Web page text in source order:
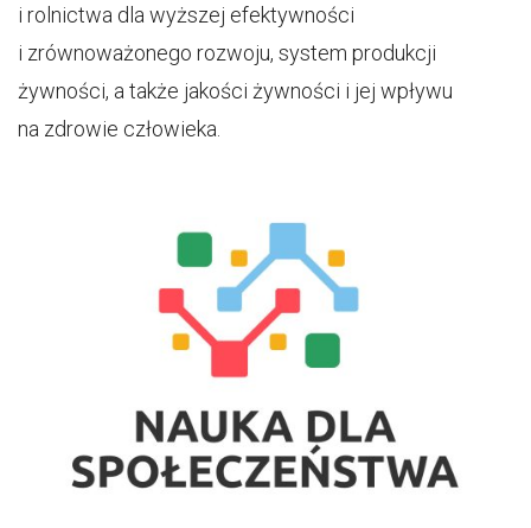
i rolnictwa dla wyższej efektywności
i zrównoważonego rozwoju, system produkcji
żywności, a także jakości żywności i jej wpływu
na zdrowie człowieka.